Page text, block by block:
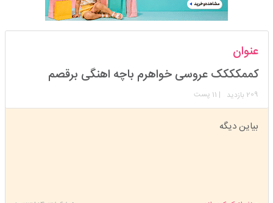
عضویت: 1403/05/11 تعداد پست: 264
عنوان
کممکککک عروسی خواهرم باچه اهنگی برقصم
209 بازدید | 11 پست
بیاین دیگه